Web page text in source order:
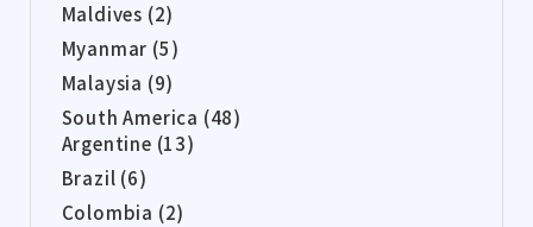
Maldives (2)
Myanmar (5)
Malaysia (9)
South America (48)
Argentine (13)
Brazil (6)
Colombia (2)